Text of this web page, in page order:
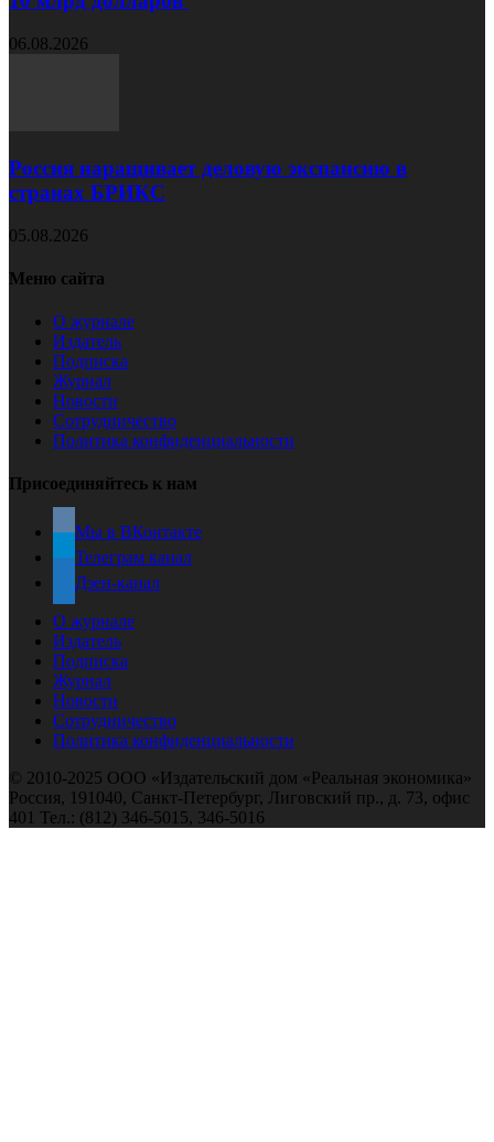
06.08.2026
Россия наращивает деловую экспансию в
странах БРИКС
05.08.2026
Меню сайта
О журнале
Издатель
Подписка
Журнал
Новости
Сотрудничество
Политика конфиденциальности
Присоединяйтесь к нам
Мы в ВКонтакте
Телеграм канал
Дзен-канал
О журнале
Издатель
Подписка
Журнал
Новости
Сотрудничество
Политика конфиденциальности
© 2010-2025 ООО «Издательский дом «Реальная экономика»
Россия, 191040, Санкт-Петербург, Лиговский пр., д. 73, офис
401 Тел.: (812) 346-5015, 346-5016